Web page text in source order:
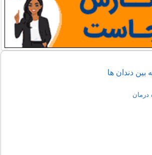
دندان ها
درمان